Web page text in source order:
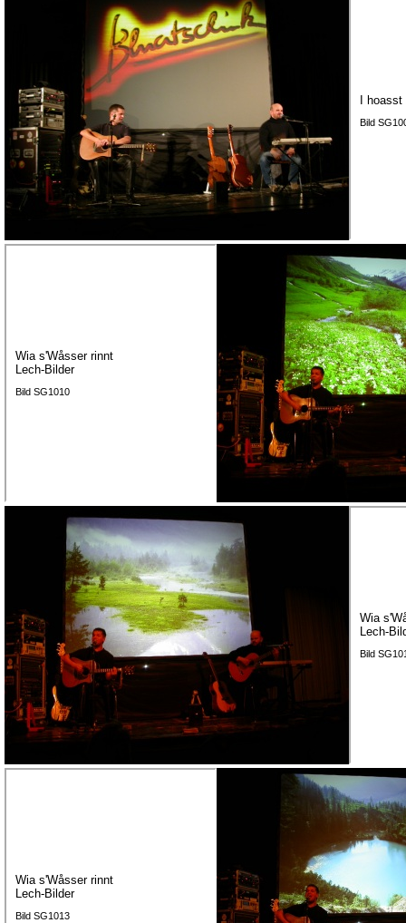
I
Bild
Wia s'Wåsser rinnt
Lech-Bilder
Bild SG1010
Wia
Lech-
Bild
Wia s'Wåsser rinnt
Lech-Bilder
Bild SG1013